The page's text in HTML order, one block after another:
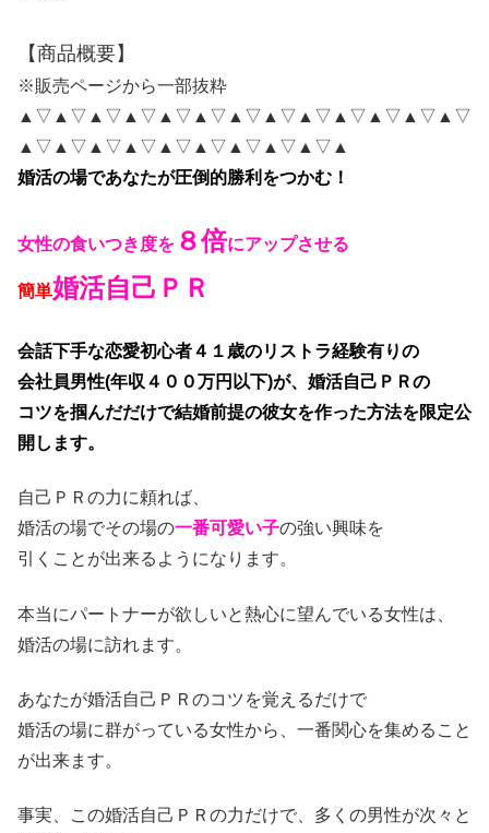
【商品概要】
※販売ページから一部抜粋
▲▽▲▽▲▽▲▽▲▽▲▽▲▽▲▽▲▽▲▽▲▽▲▽▲▽
▲▽▲▽▲▽▲▽▲▽▲▽▲▽▲▽▲▽▲
婚活の場であなたが圧倒的勝利をつかむ！
女性の食いつき度を ８倍にアップさせる
簡単婚活自己ＰＲ
会話下手な恋愛初心者４１歳のリストラ経験有りの
会社員男性(年収４００万円以下)が、婚活自己ＰＲの
コツを掴んだだけで結婚前提の彼女を作った方法を限定公
開します。
自己ＰＲの力に頼れば、
婚活の場でその場の一番可愛い子の強い興味を
引くことが出来るようになります。
本当にパートナーが欲しいと熱心に望んでいる女性は、
婚活の場に訪れます。
あなたが婚活自己ＰＲのコツを覚えるだけで
婚活の場に群がっている女性から、一番関心を集めること
が出来ます。
事実、この婚活自己ＰＲの力だけで、多くの男性が次々と